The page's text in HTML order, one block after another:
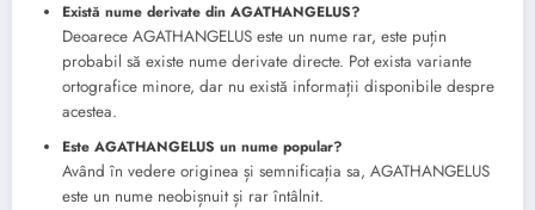
Există nume derivate din AGATHANGELUS?
Deoarece AGATHANGELUS este un nume rar, este puțin
probabil să existe nume derivate directe. Pot exista variante
ortografice minore, dar nu există informații disponibile despre
acestea.
Este AGATHANGELUS un nume popular?
Având în vedere originea și semnificația sa, AGATHANGELUS
este un nume neobișnuit și rar întâlnit.